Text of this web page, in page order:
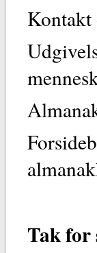
Kontakt
Tak for